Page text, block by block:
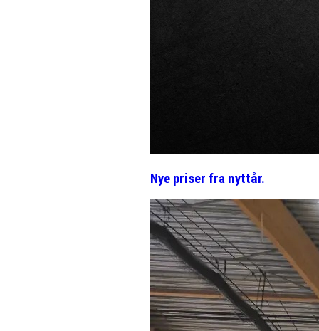
Nye priser fra nyttår.